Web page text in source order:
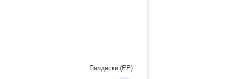
Палдиски (EE)